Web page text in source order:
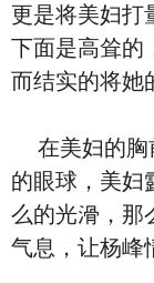
更是将美妇打
下面是⾼耸的
在美妇的胸
的眼球，美妇露
么的光滑，那么的
气息，让杨峰